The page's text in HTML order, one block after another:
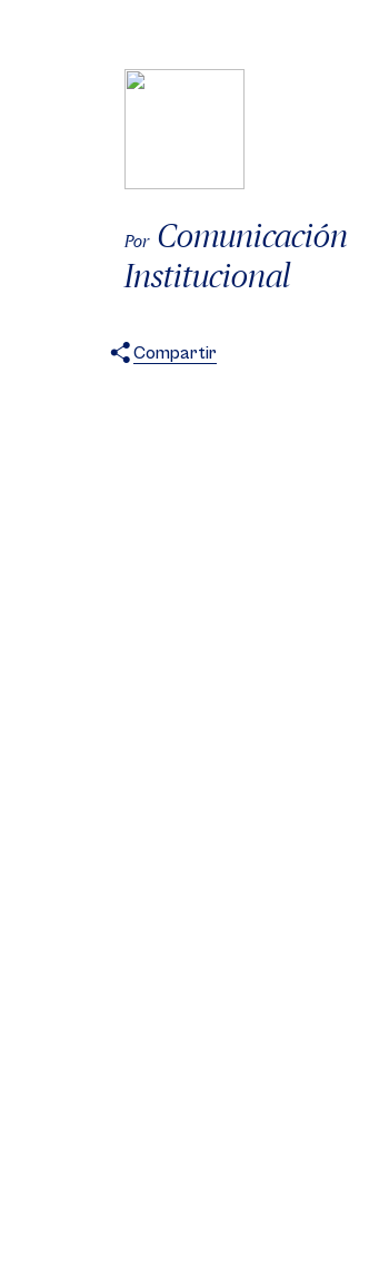
Por Comunicación
Institucional
Compartir